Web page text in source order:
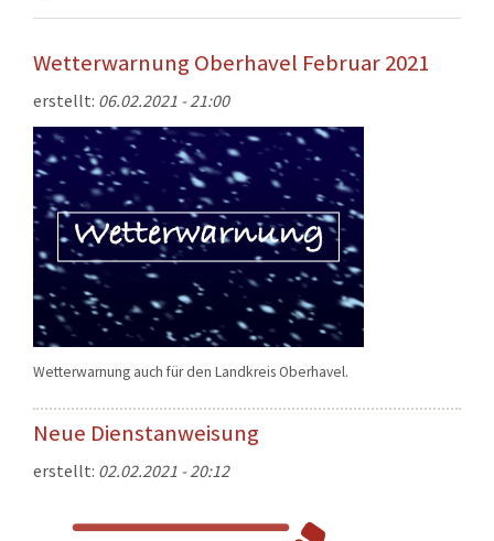
Wetterwarnung Oberhavel Februar 2021
erstellt: 06.02.2021 - 21:00
Wetterwarnung auch für den Landkreis Oberhavel.
Neue Dienstanweisung
erstellt: 02.02.2021 - 20:12